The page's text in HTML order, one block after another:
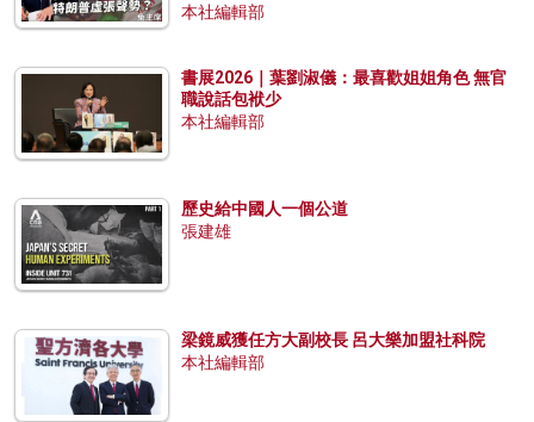
本社編輯部
書展2026｜葉劉淑儀：最喜歡姐姐角色 無官
職說話包袱少
本社編輯部
歷史給中國人一個公道
張建雄
梁鏡威獲任方大副校長 呂大樂加盟社科院
本社編輯部